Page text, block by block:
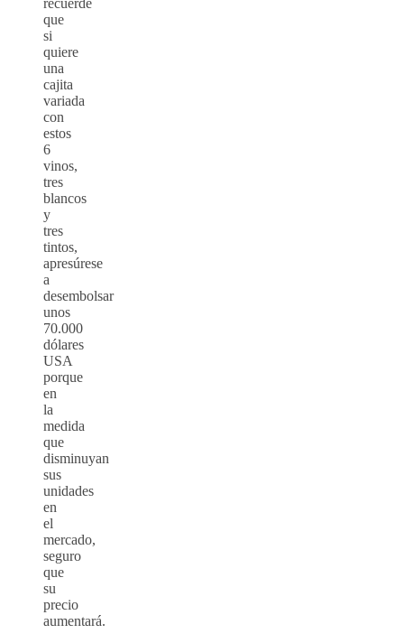
recuerde
que
si
quiere
una
cajita
variada
con
estos
6
vinos,
tres
blancos
y
tres
tintos,
apresúrese
a
desembolsar
unos
70.000
dólares
USA
porque
en
la
medida
que
disminuyan
sus
unidades
en
el
mercado,
seguro
que
su
precio
aumentará.